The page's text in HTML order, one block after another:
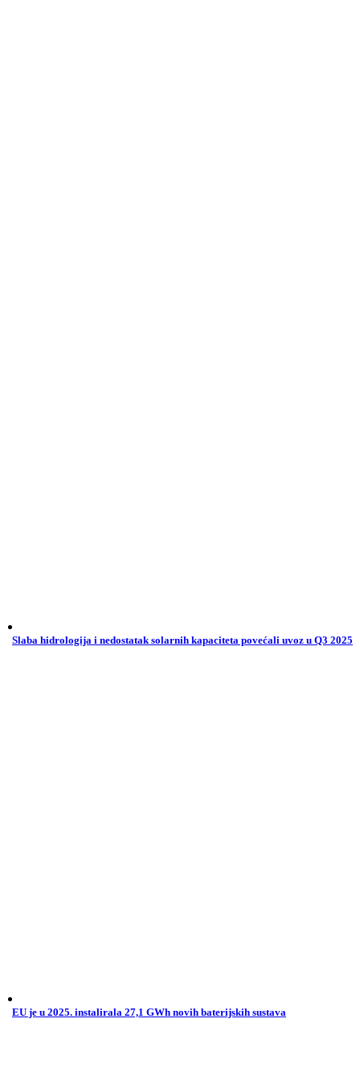
Slaba hidrologija i nedostatak solarnih kapaciteta povećali uvoz u Q3 2025
EU je u 2025. instalirala 27,1 GWh novih baterijskih sustava